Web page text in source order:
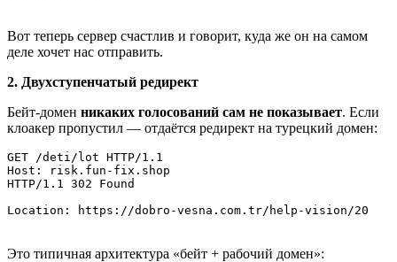
Вот теперь сервер счастлив и говорит, куда же он на самом
деле хочет нас отправить.
2. Двухступенчатый редирект
Бейт‑домен никаких голосований сам не показывает. Если
клоакер пропустил — отдаётся редирект на турецкий домен:
GET /deti/lot HTTP/1.1
Host: risk.fun‑fix.shop
HTTP/1.1 302 Found
Location: https://dobro‑vesna.com.tr/help‑vision/20
Это типичная архитектура «бейт + рабочий домен»: